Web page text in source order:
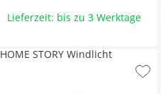
Lieferzeit: bis zu 3 Werktage
HOME STORY Windlicht